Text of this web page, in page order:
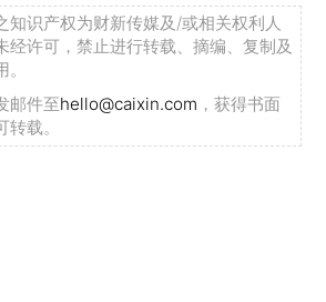
知识产权为财新传媒及/或相关权利人
经许可，禁止进行转载、摘编、复制及
邮件至hello@caixin.com ，获得书面
载。